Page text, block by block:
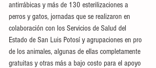
antirrábicas y más de 130 esterilizaciones a
perros y gatos, jornadas que se realizaron en
colaboración con los Servicios de Salud del
Estado de San Luis Potosí y agrupaciones en pro
de los animales, algunas de ellas completamente
gratuitas y otras más a bajo costo para el apoyo